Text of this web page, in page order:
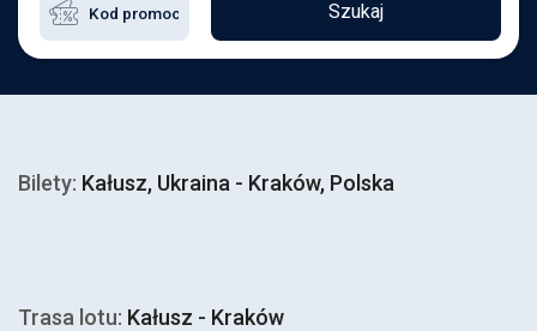
Szukaj
Bilety: Kałusz, Ukraina - Kraków, Polska
Trasa lotu: Kałusz - Kraków